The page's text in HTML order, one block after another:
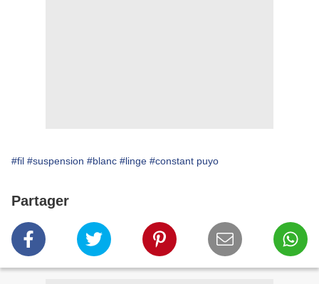
#fil #suspension #blanc #linge #constant puyo
Partager